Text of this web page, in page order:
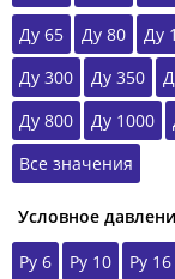
Ду 65 Ду 80 Ду
Ду 300
Ду 350
Ду 800
Ду 1000
Все значения
Условное
Ру 6
Ру 10 Ру 16